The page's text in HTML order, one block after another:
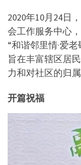
2020年10月24日
会工作服务中心
“和谐邻里情·爱
旨在丰富辖区居
力和对社区的归属
开篇祝福